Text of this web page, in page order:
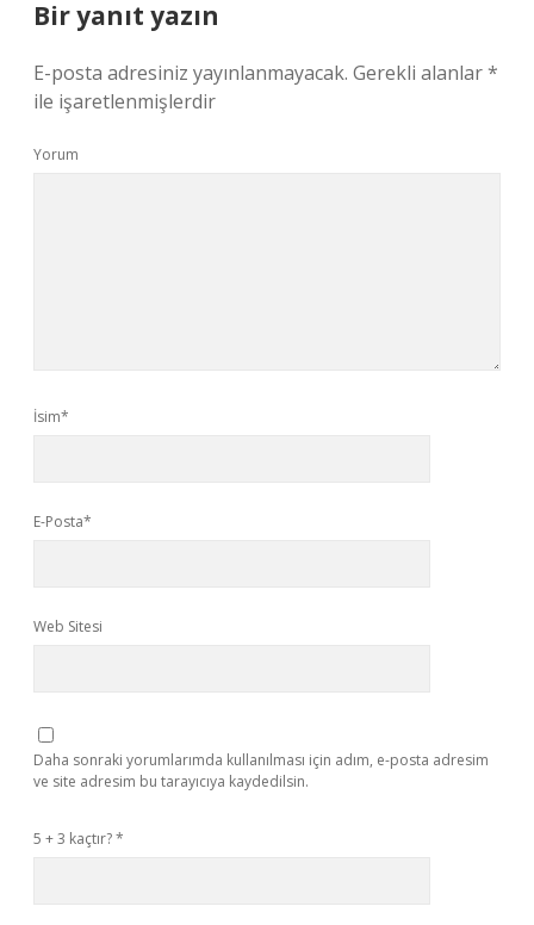
Bir yanıt yazın
E-posta adresiniz yayınlanmayacak. Gerekli alanlar*
ile işaretlenmişlerdir
Yorum
İsim*
E-Posta*
Web Sitesi
Daha sonraki yorumlarımda kullanılması için adım, e-posta adresim
ve site adresim bu tarayıcıya kaydedilsin.
5 + 3 kaçtır?*